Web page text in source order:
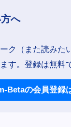
へ
ク（また読みた
す。登録は無料
Betaの会員登録